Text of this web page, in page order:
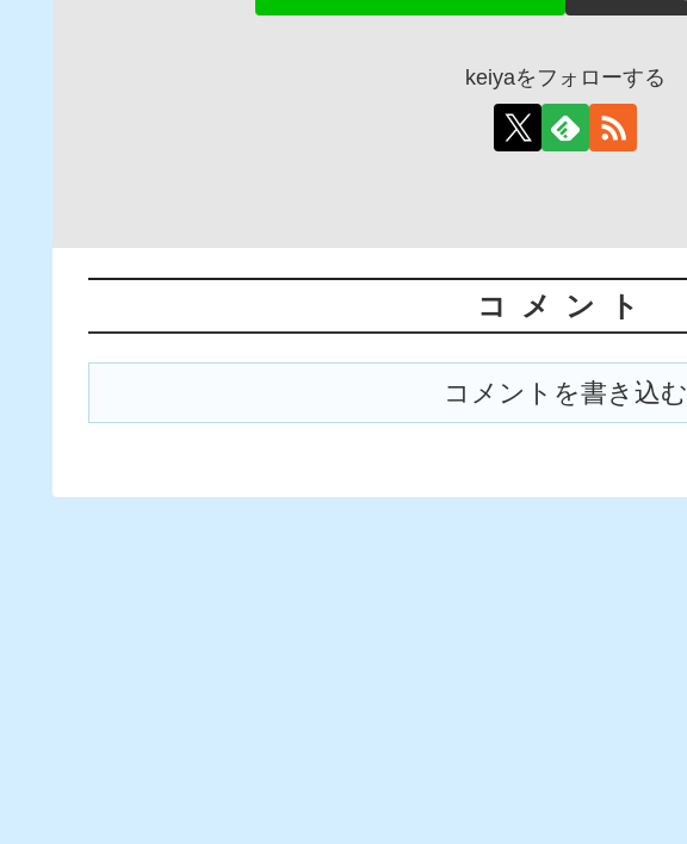
keiyaをフォローする
コメント
コメントを書き込む